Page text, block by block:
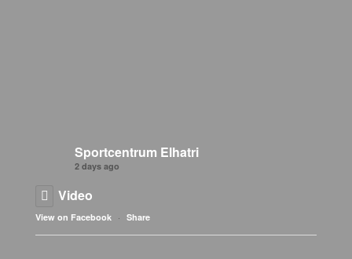
Sportcentrum Elhatri
2 days ago
Video
View on Facebook · Share